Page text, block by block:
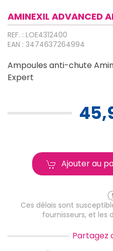
AMINEXIL ADVANCED
REF. : LOE4312400
EAN : 3474637264994
Ampoules anti-chute
Expert
Ajouter au
Ces délais sont
fournisseurs, et les
Partagez